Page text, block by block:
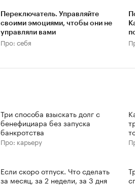
Переключатель. Управляйте
своими эмоциями, чтобы они не
управляли вами
Про: себя
Три способа взыскать долг с
бенефициара без запуска
банкротства
Про: карьеру
Если скоро отпуск. Что сделать
за месяц, за 2 недели, за 3 дня